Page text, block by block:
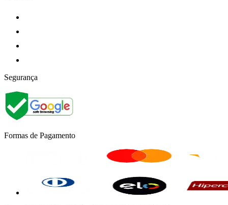
Segurança
Formas de Pagamento